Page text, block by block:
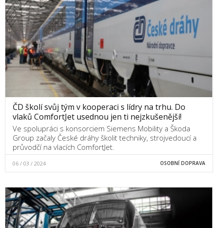
ČD školí svůj tým v kooperaci s lídry na trhu. Do
vlaků ComfortJet usednou jen ti nejzkušenější!
Ve spolupráci s konsorciem Siemens Mobility a Škoda
Group začaly České dráhy školit techniky, strojvedoucí a
průvodčí na vlacích ComfortJet.
06 / 03 / 2024 OSOBNÍ DOPRAVA